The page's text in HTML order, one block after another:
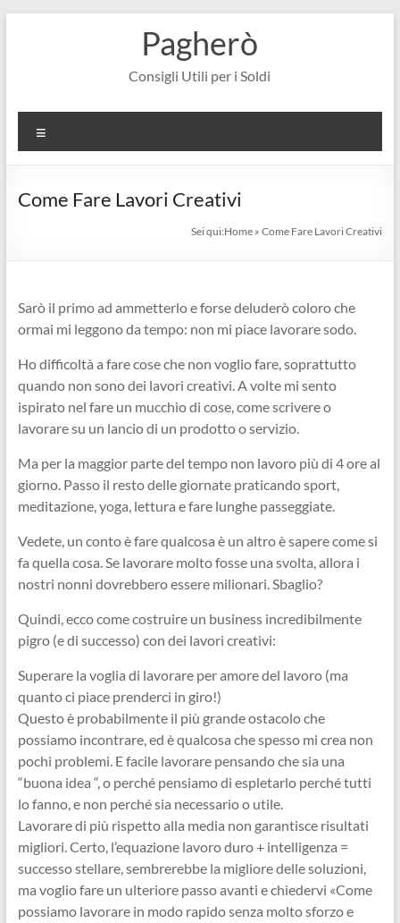
Pagherò
Consigli Utili per i Soldi
Come Fare Lavori Creativi
Sei qui:Home »Come Fare Lavori Creativi
Sarò il primo ad ammetterlo e forse deluderò coloro che
ormai mi leggono da tempo: non mi piace lavorare sodo.
Ho difficoltà a fare cose che non voglio fare, soprattutto
quando non sono dei lavori creativi. A volte mi sento
ispirato nel fare un mucchio di cose, come scrivere o
lavorare su un lancio di un prodotto o servizio.
Ma per la maggior parte del tempo non lavoro più di 4 ore al
giorno. Passo il resto delle giornate praticando sport,
meditazione, yoga, lettura e fare lunghe passeggiate.
Vedete, un conto è fare qualcosa è un altro è sapere come si
fa quella cosa. Se lavorare molto fosse una svolta, allora i
nostri nonni dovrebbero essere milionari. Sbaglio?
Quindi, ecco come costruire un business incredibilmente
pigro (e di successo) con dei lavori creativi:
Superare la voglia di lavorare per amore del lavoro (ma
quanto ci piace prenderci in giro!)
Questo è probabilmente il più grande ostacolo che
possiamo incontrare, ed è qualcosa che spesso mi crea non
pochi problemi. E facile lavorare pensando che sia una
“buona idea “, o perché pensiamo di espletarlo perché tutti
lo fanno, e non perché sia necessario o utile.
Lavorare di più rispetto alla media non garantisce risultati
migliori. Certo, l’equazione lavoro duro + intelligenza =
successo stellare, sembrerebbe la migliore delle soluzioni,
ma voglio fare un ulteriore passo avanti e chiedervi «Come
possiamo lavorare in modo rapido senza molto sforzo e